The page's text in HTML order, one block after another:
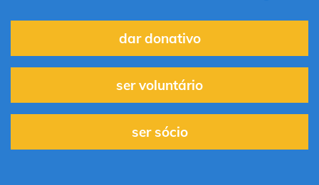
dar donativo
ser voluntário
ser sócio